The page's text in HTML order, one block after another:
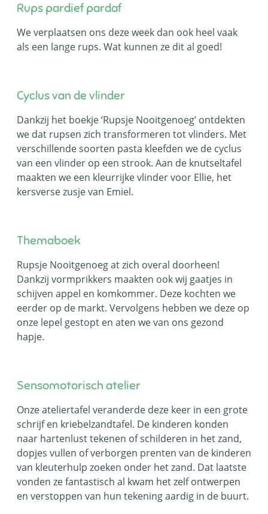
Rups pardief pardaf
We verplaatsen ons deze week dan ook heel vaak
als een lange rups. Wat kunnen ze dit al goed!
Cyclus van de vlinder
Dankzij het boekje ‘Rupsje Nooitgenoeg’ ontdekten
we dat rupsen zich transformeren tot vlinders. Met
verschillende soorten pasta kleefden we de cyclus
van een vlinder op een strook. Aan de knutseltafel
maakten we een kleurrijke vlinder voor Ellie, het
kersverse zusje van Emiel.
Themaboek
Rupsje Nooitgenoeg at zich overal doorheen!
Dankzij vormprikkers maakten ook wij gaatjes in
schijven appel en komkommer. Deze kochten we
eerder op de markt. Vervolgens hebben we deze op
onze lepel gestopt en aten we van ons gezond
hapje.
Sensomotorisch atelier
Onze ateliertafel veranderde deze keer in een grote
schrijf en kriebelzandtafel. De kinderen konden
naar hartenlust tekenen of schilderen in het zand,
dopjes vullen of verborgen prenten van de kinderen
van kleuterhulp zoeken onder het zand. Dat laatste
vonden ze fantastisch al kwam het zelf ontwerpen
en verstoppen van hun tekening aardig in de buurt.